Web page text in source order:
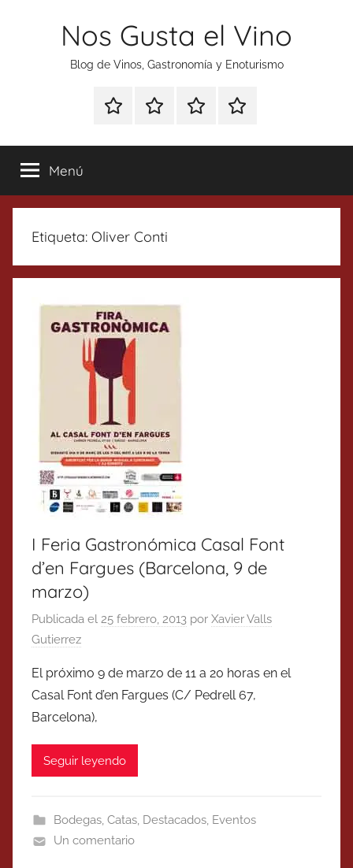
Nos Gusta el Vino
Blog de Vinos, Gastronomía y Enoturismo
Especial
Tonics
Enoturismo
Gastronomía
RankingContacto
Menú
Etiqueta: Oliver Conti
I Feria Gastronómica Casal Font
d’en Fargues (Barcelona, 9 de
marzo)
Publicada el 25 febrero, 2013 por Xavier Valls
Gutierrez
El próximo 9 de marzo de 11 a 20 horas en el
Casal Font d’en Fargues (C/ Pedrell 67,
Barcelona),
Seguir leyendo
Bodegas, Catas, Destacados, Eventos
Un comentario